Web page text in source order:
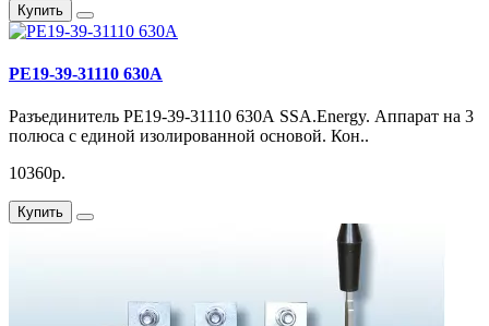
Купить
РЕ19-39-31110 630А
Разъединитель РЕ19-39-31110 630А SSA.Energy. Аппарат на 3
полюса с единой изолированной основой. Кон..
10360р.
Купить